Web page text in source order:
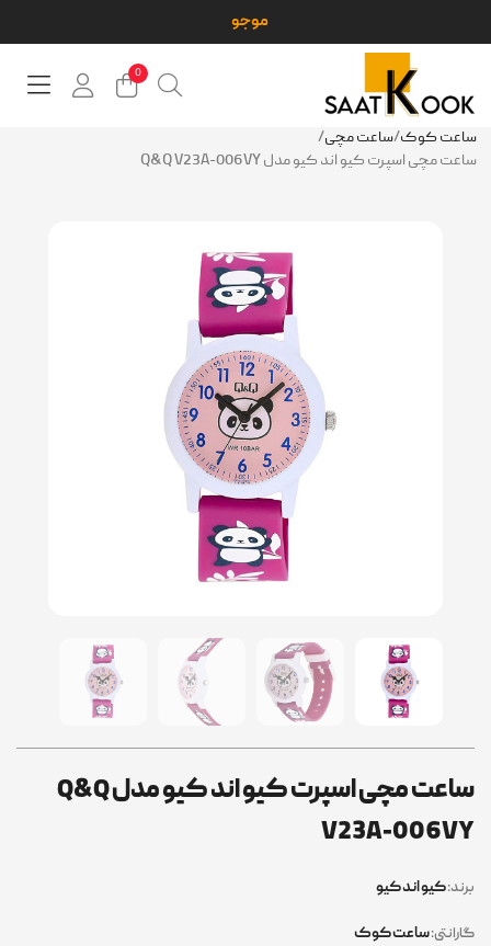
0
ساعت کوک/ساعت مچی/
ساعت مچی اسپرت کیو اند کیو مدل Q&Q V23A-006VY
ساعت مچی اسپرت کیو اند کیو مدل Q&Q
V23A-006VY
برند:کیو اند کیو
گارانتی:ساعت کوک